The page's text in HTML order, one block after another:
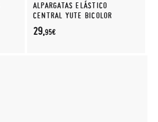
ALPARGATAS ELÁSTICO
CENTRAL YUTE BICOLOR
29,95€